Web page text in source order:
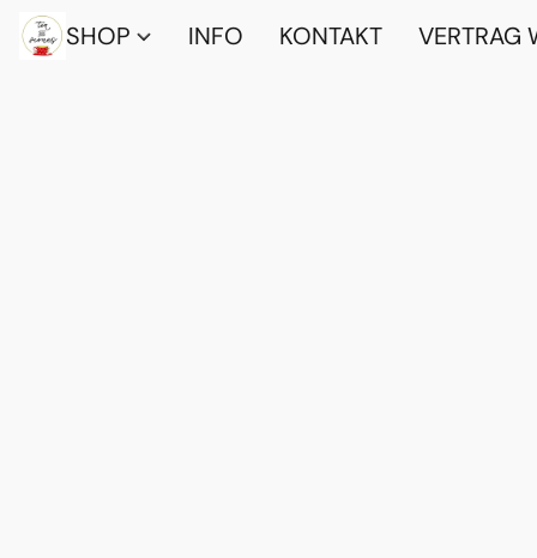
SHOP INFO KONTAKT VERTRAG